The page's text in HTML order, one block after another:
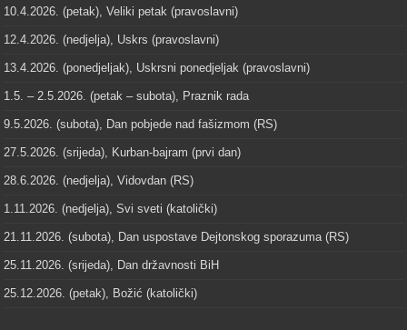
10.4.2026. (petak), Veliki petak (pravoslavni)
12.4.2026. (nedjelja), Uskrs (pravoslavni)
13.4.2026. (ponedjeljak), Uskrsni ponedjeljak (pravoslavni)
1.5. – 2.5.2026. (petak – subota), Praznik rada
9.5.2026. (subota), Dan pobjede nad fašizmom (RS)
27.5.2026. (srijeda), Kurban-bajram (prvi dan)
28.6.2026. (nedjelja), Vidovdan (RS)
1.11.2026. (nedjelja), Svi sveti (katolički)
21.11.2026. (subota), Dan uspostave Dejtonskog sporazuma (RS)
25.11.2026. (srijeda), Dan državnosti BiH
25.12.2026. (petak), Božić (katolički)